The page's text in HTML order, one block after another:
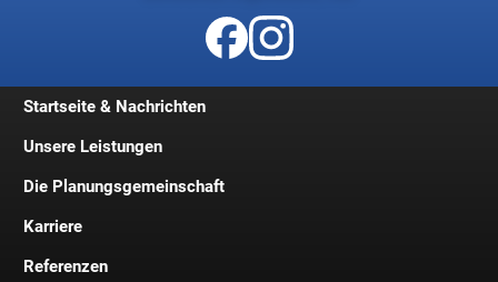
Startseite & Nachrichten
Unsere Leistungen
Die Planungsgemeinschaft
Geschichte
Geschäftsleitung
Karriere
Jobs und Stellenangebote
Referenzen